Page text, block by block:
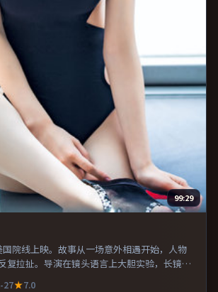
99:29
国院线上映。故事从一场意外相遇开始，人物
复拉扯。导演在镜头语言上大胆实验，长镜头
感。整体完成度较高，适合周末一口气看完。
27
7.0